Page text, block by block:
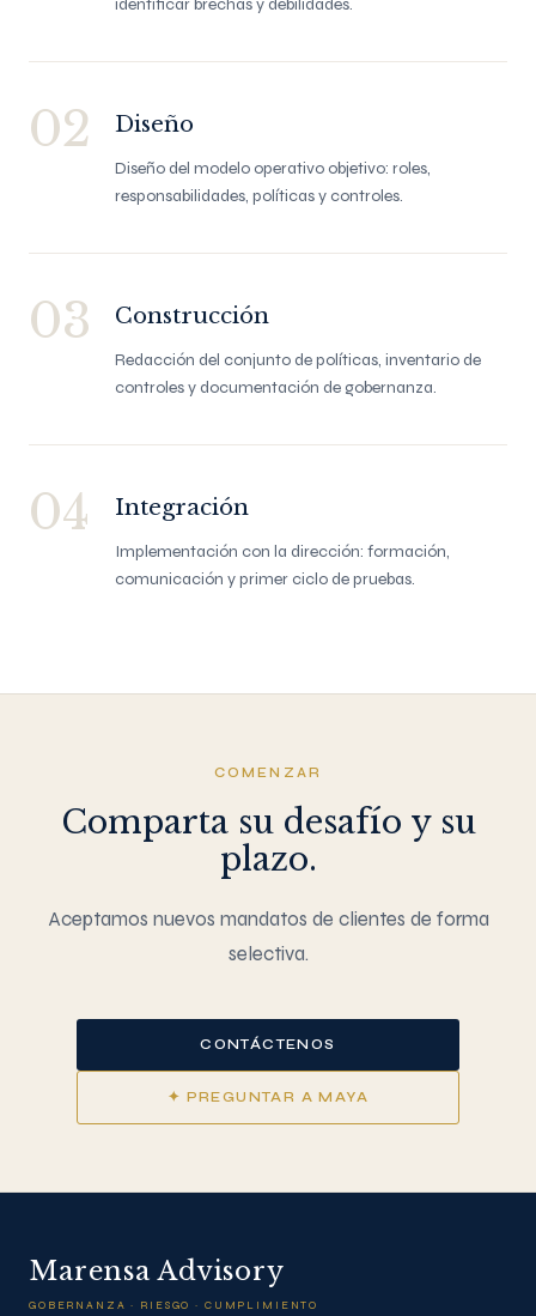
identificar brechas y debilidades.
02 Diseño
Diseño del modelo operativo objetivo: roles,
responsabilidades, políticas y controles.
03 Construcción
Redacción del conjunto de políticas, inventario de
controles y documentación de gobernanza.
04 Integración
Implementación con la dirección: formación,
comunicación y primer ciclo de pruebas.
COMENZAR
Comparta su desafío y su
plazo.
Aceptamos nuevos mandatos de clientes de forma
selectiva.
CONTÁCTENOS
✦ PREGUNTAR A MAYA
Marensa Advisory
GOBERNANZA · RIESGO · CUMPLIMIENTO